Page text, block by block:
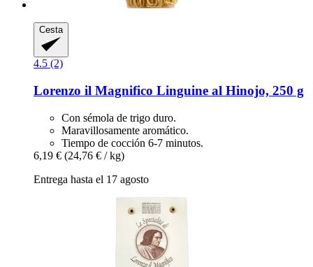
Cesta
4.5 (2)
Lorenzo il Magnifico Linguine al Hinojo, 250 g
Con sémola de trigo duro.
Maravillosamente aromático.
Tiempo de cocción 6-7 minutos.
6,19 € (24,76 € / kg)
Entrega hasta el 17 agosto